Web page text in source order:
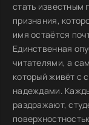
стать известным
признания,
имя остаётся
Единственная
читателями, а
который живёт с
надеждами.
раздражают,